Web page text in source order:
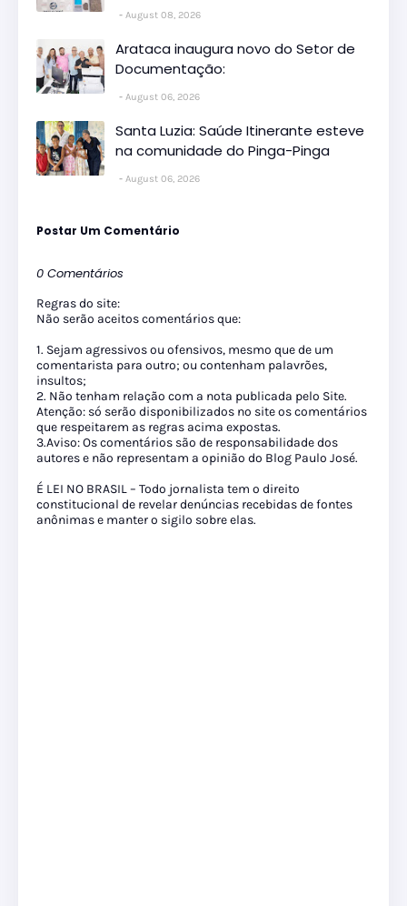
August 08, 2026
Arataca inaugura novo do Setor de
Documentação:
August 06, 2026
Santa Luzia: Saúde Itinerante esteve
na comunidade do Pinga-Pinga
August 06, 2026
Postar Um Comentário
0 Comentários
Regras do site:
Não serão aceitos comentários que:
1. Sejam agressivos ou ofensivos, mesmo que de um
comentarista para outro; ou contenham palavrões,
insultos;
2. Não tenham relação com a nota publicada pelo Site.
Atenção: só serão disponibilizados no site os comentários
que respeitarem as regras acima expostas.
3.Aviso: Os comentários são de responsabilidade dos
autores e não representam a opinião do Blog Paulo José.
É LEI NO BRASIL – Todo jornalista tem o direito
constitucional de revelar denúncias recebidas de fontes
anônimas e manter o sigilo sobre elas.